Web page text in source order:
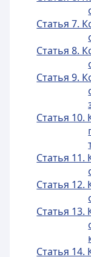
Статья 7.
Статья 8.
Статья 9.
Статья
Статья
Статья
Статья
Статья